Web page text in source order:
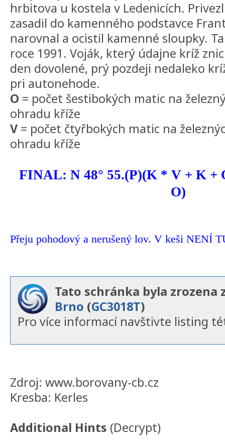
hrbitova u kostela v Ledenicích.
zasadil do kamenného podstavce
narovnal a ocistil kamenné sloupky.
roce 1991. Voják, který údajne kríž
den dovolené, prý pozdeji nedaleko
pri autonehode.
O = počet šestibokých matic na
ohradu kříže
V = počet čtyřbokých matic na
ohradu kříže
FINAL: N 48° 55.(P)(K * V + K +
O)
Přeju pohodový a nerušený lov. V keši NENÍ
Tato schránka byla zrozena
Brno (GC3018T)
Pro více informací navštivte listing
Zdroj: www.borovany-cb.cz
Kresba: Kerles
Additional Hints (Decrypt)